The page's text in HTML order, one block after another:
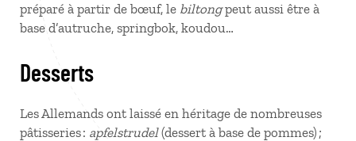
préparé à partir de bœuf, le biltongpeut aussi être à
base d’autruche, springbok, koudou…
Desserts
Les Allemands ont laissé en héritage de nombreuses
pâtisseries : apfelstrudel(dessert à base de pommes) ;